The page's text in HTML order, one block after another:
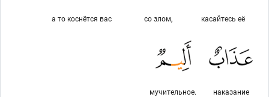
касайтесь её
со злом,
а то коснётся вас
наказание
мучительное.